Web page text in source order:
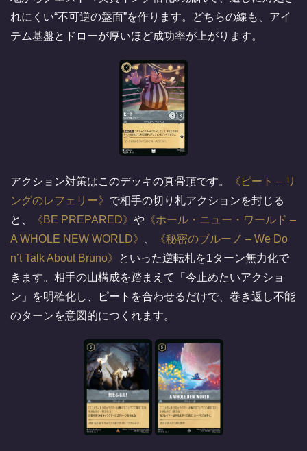
れにくい“不可逆の盤面”を作ります。どちらの線も、アイ
テム基盤とドローが厚いほど成功率が上がります。
アクション対策はこのデッキの真骨頂です。
ピート – リ
ングのレフェリー
で相手の切り札アクションを封じる
と、
BE PREPARED や
ホール・ニュー・ワールド –
A WHOLE NEW WORLD
秘密のブルーノ – We Do
n’t Talk About Bruno
といった逆転札を1ターン無力化で
きます。相手の山構成を踏まえて「今止めたいアクショ
ン」を明確化し、ピートを合わせるだけで、巻き返し不能
のターンを意図的につくれます。